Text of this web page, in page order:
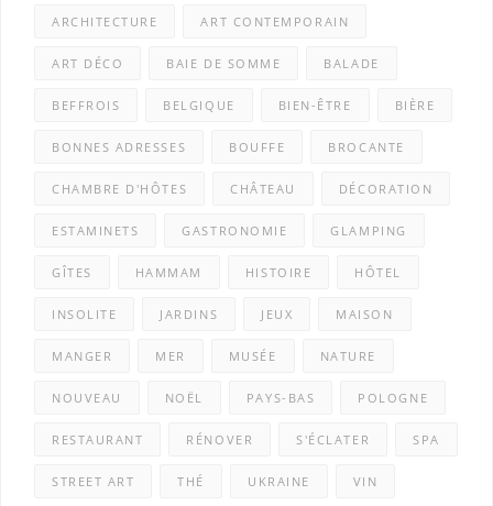
ARCHITECTURE ART CONTEMPORAIN
ART DÉCO BAIE DE SOMME BALADE
BEFFROIS BELGIQUE BIEN-ÊTRE BIÈRE
BONNES ADRESSES BOUFFE BROCANTE
CHAMBRE D'HÔTES CHÂTEAU DÉCORATION
ESTAMINETS GASTRONOMIE GLAMPING
GÎTES HAMMAM HISTOIRE HÔTEL
INSOLITE JARDINS JEUX MAISON
MANGER MER MUSÉE NATURE
NOUVEAU NOËL PAYS-BAS POLOGNE
RESTAURANT RÉNOVER S'ÉCLATER SPA
STREET ART THÉ UKRAINE VIN